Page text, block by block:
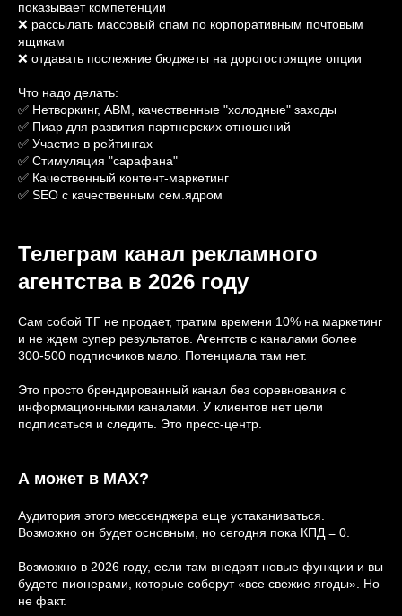
показывает компетенции
❌ рассылать массовый спам по корпоративным почтовым
ящикам
❌ отдавать послежние бюджеты на дорогостоящие опции
Что надо делать:
✅ Нетворкинг, ABM, качественные "холодные" заходы
✅ Пиар для развития партнерских отношений
✅ Участие в рейтингах
✅ Стимуляция "сарафана"
✅ Качественный контент-маркетинг
✅ SEO c качественным сем.ядром
Телеграм канал рекламного
агентства в 2026 году
Сам собой ТГ не продает, тратим времени 10% на маркетинг
и не ждем супер результатов. Агентств с каналами более
300-500 подписчиков мало. Потенциала там нет.
Это просто брендированный канал без соревнования с
информационными каналами. У клиентов нет цели
подписаться и следить. Это пресс-центр.
А может в MAX?
Аудитория этого мессенджера еще устаканиваться.
Возможно он будет основным, но сегодня пока КПД = 0.
Возможно в 2026 году, если там внедрят новые функции и вы
будете пионерами, которые соберут «все свежие ягоды». Но
не факт.